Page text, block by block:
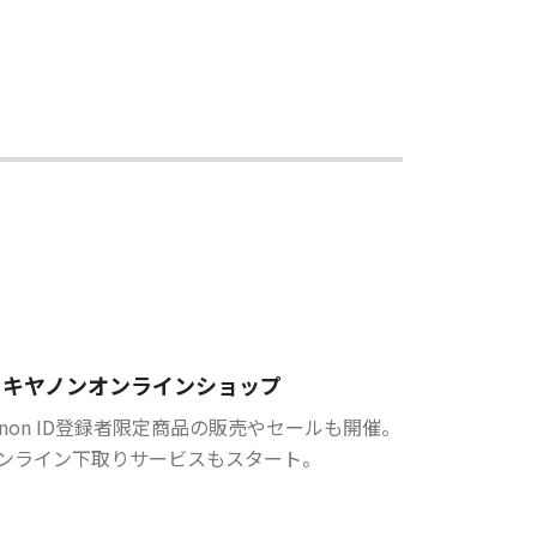
キヤノンオンラインショップ
ID登録者限定商品の販売やセールも開催。
ライン下取りサービスもスタート。